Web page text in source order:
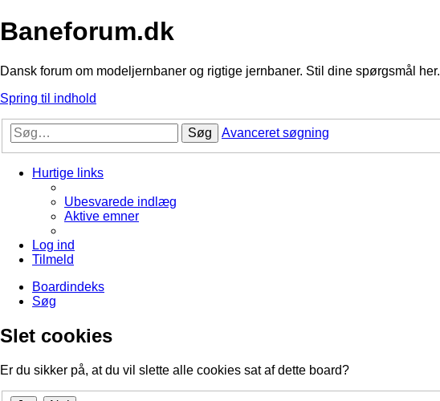
Baneforum.dk
Dansk forum om modeljernbaner og rigtige jernbaner. Stil dine spørgsmål her.
Spring til indhold
Søg Avanceret søgning
Hurtige links
Ubesvarede indlæg
Aktive emner
Log ind
Tilmeld
Boardindeks
Søg
Slet cookies
Er du sikker på, at du vil slette alle cookies sat af dette board?